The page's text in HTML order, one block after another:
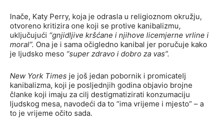
Inače, Katy Perry, koja je odrasla u religioznom okružju,
otvoreno kritizira one koji se protive kanibalizmu,
uključujući “gnjidljive kršćane i njihove licemjerne vrline i
moral”. Ona je i sama očigledno kanibal jer poručuje kako
je ljudsko meso “super zdravo i dobro za vas”.
New York Times je još jedan pobornik i promicatelj
kanibalizma, koji je posljednjih godina objavio brojne
članke koji imaju za cilj destigmatizirati konzumaciju
ljudskog mesa, navodeći da to “ima vrijeme i mjesto” – a
to je vrijeme očito sada.